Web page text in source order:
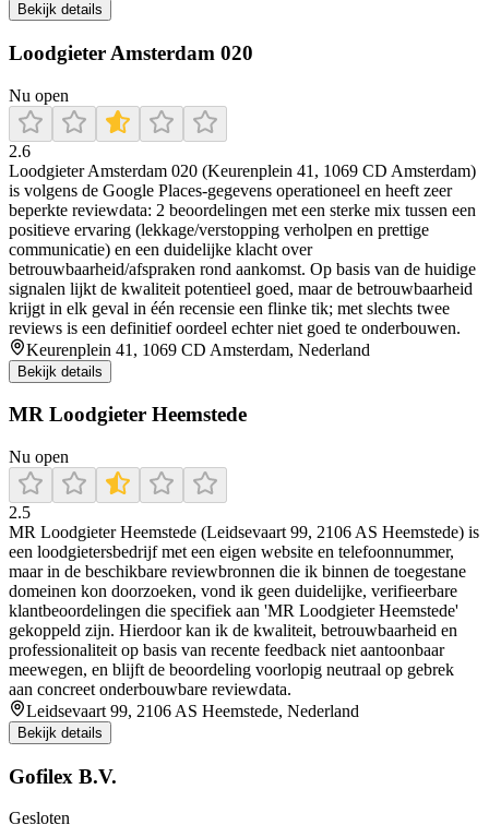
Bekijk details
Loodgieter Amsterdam 020
Nu open
2.6
Loodgieter Amsterdam 020 (Keurenplein 41, 1069 CD Amsterdam)
is volgens de Google Places-gegevens operationeel en heeft zeer
beperkte reviewdata: 2 beoordelingen met een sterke mix tussen een
positieve ervaring (lekkage/verstopping verholpen en prettige
communicatie) en een duidelijke klacht over
betrouwbaarheid/afspraken rond aankomst. Op basis van de huidige
signalen lijkt de kwaliteit potentieel goed, maar de betrouwbaarheid
krijgt in elk geval in één recensie een flinke tik; met slechts twee
reviews is een definitief oordeel echter niet goed te onderbouwen.
Keurenplein 41, 1069 CD Amsterdam, Nederland
Bekijk details
MR Loodgieter Heemstede
Nu open
2.5
MR Loodgieter Heemstede (Leidsevaart 99, 2106 AS Heemstede) is
een loodgietersbedrijf met een eigen website en telefoonnummer,
maar in de beschikbare reviewbronnen die ik binnen de toegestane
domeinen kon doorzoeken, vond ik geen duidelijke, verifieerbare
klantbeoordelingen die specifiek aan 'MR Loodgieter Heemstede'
gekoppeld zijn. Hierdoor kan ik de kwaliteit, betrouwbaarheid en
professionaliteit op basis van recente feedback niet aantoonbaar
meewegen, en blijft de beoordeling voorlopig neutraal op gebrek
aan concreet onderbouwbare reviewdata.
Leidsevaart 99, 2106 AS Heemstede, Nederland
Bekijk details
Gofilex B.V.
Gesloten